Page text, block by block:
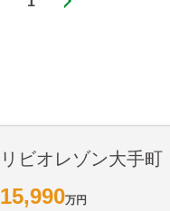
リビオレゾン大手町
15,990万円